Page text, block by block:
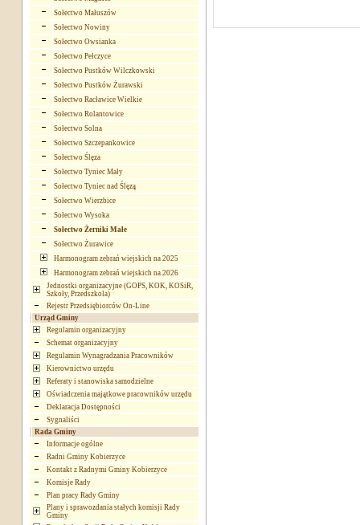
Sołectwo Małuszów
Sołectwo Nowiny
Sołectwo Owsianka
Sołectwo Pełczyce
Sołectwo Pustków Wilczkowski
Sołectwo Pustków Żurawski
Sołectwo Racławice Wielkie
Sołectwo Rolantowice
Sołectwo Solna
Sołectwo Szczepankowice
Sołectwo Ślęza
Sołectwo Tyniec Mały
Sołectwo Tyniec nad Ślęzą
Sołectwo Wierzbice
Sołectwo Wysoka
Sołectwo Żerniki Małe
Sołectwo Żurawice
Harmonogram zebrań wiejskich na 2025
Harmonogram zebrań wiejskich na 2026
Jednostki organizacyjne (GOPS, KOK, KOSiR,
Szkoły, Przedszkola)
Rejestr Przedsiębiorców On-Line
Urząd Gminy
Regulamin organizacyjny
Schemat organizacyjny
Regulamin Wynagradzania Pracowników
Kierownictwo urzędu
Referaty i stanowiska samodzielne
Oświadczenia majątkowe pracowników urzędu
Deklaracja Dostępności
Sygnaliści
Rada Gminy
Informacje ogólne
Radni Gminy Kobierzyce
Kontakt z Radnymi Gminy Kobierzyce
Komisje Rady
Plan pracy Rady Gminy
Plany i sprawozdania stałych komisji Rady
Gminy